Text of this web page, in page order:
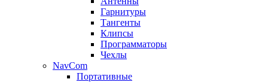
Гарнитуры
Тангенты
Клипсы
Программаторы
Чехлы
NavCom
Портативные